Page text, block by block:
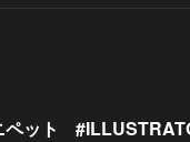
ット